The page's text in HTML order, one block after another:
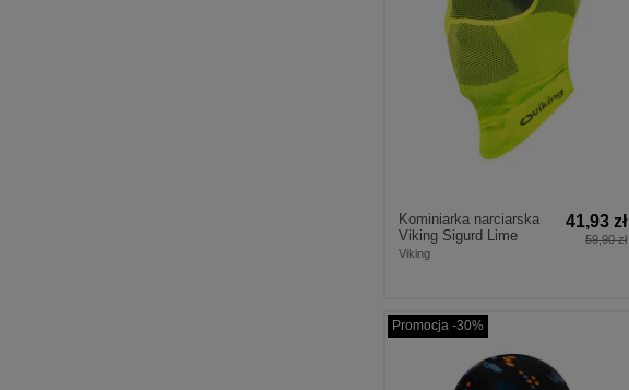
Kominiarka narciarska
Viking Sigurd Lime
Viking
41,93 zł
59,90 zł
Promocja -30%